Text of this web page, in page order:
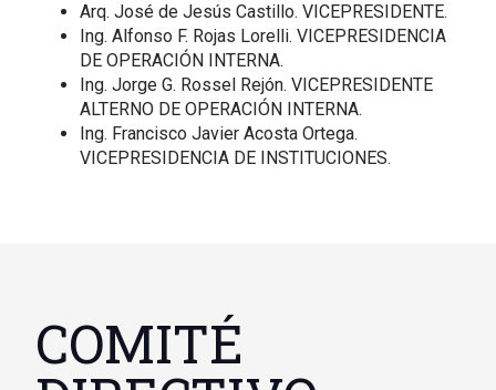
Arq. José de Jesús Castillo. VICEPRESIDENTE.
Ing. Alfonso F. Rojas Lorelli. VICEPRESIDENCIA
DE OPERACIÓN INTERNA.
Ing. Jorge G. Rossel Rejón. VICEPRESIDENTE
ALTERNO DE OPERACIÓN INTERNA.
Ing. Francisco Javier Acosta Ortega.
VICEPRESIDENCIA DE INSTITUCIONES.
COMITÉ